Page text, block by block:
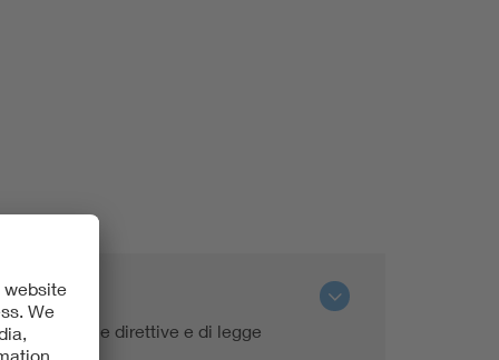
delle direttive e di legge